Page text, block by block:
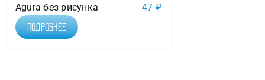
Agura без рисунка 47 ₽
Подробнее